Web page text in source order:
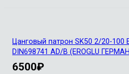
Цанговый патрон SK50 2/20-100
DIN698741 AD/B (EROGLU
6500₽